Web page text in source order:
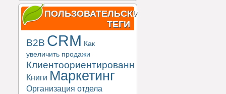
ПОЛЬЗОВАТЕЛЬСКИЕ
ТЕГИ
B2B CRM Как
увеличить продажи
Клиентоориентированность
Книги Маркетинг
Организация отдела